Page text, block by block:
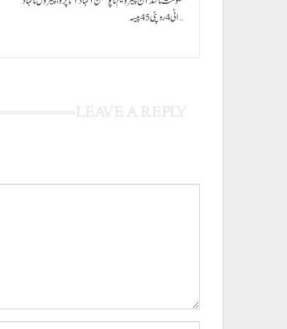
اٹی 4 روپئی 45 پیسہ…